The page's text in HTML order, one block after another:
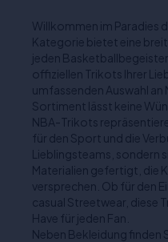
Willkommen im Paradies
Kategorie bietet eine
jeden
offiziellen Trikots Ihrer
umfassenden Auswahl
Sortiment lässt keine
NBA-Trikots
für den Sport und die
Lieblingsteams, sondern
Materialien gefertigt, die
versprechen. Ob für den
casual Streetwear, diese
Have für jeden Fan.
Neben Bekleidung finden